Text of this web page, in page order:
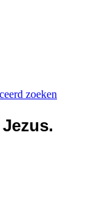
zoeken